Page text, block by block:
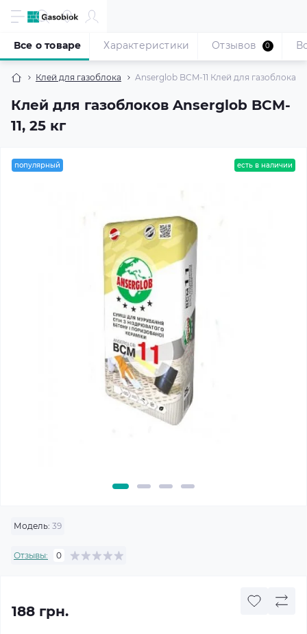
Клей для газоблока Anserglob BCM-11 Клей для газоблока
Клей для газоблоков Anserglob BCM-
11, 25 кг
Все о товаре Характеристики Отзывов 0
популярный есть в наличии
Модель: 39
Отзывы: 0
188 грн.